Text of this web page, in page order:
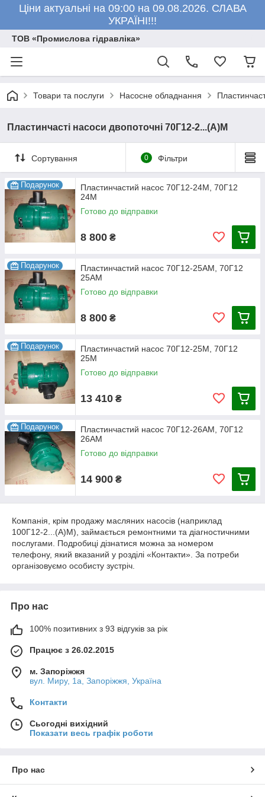
Ціни актуальні на 09:00 на 09.08.2026. СЛАВА
УКРАЇНІ!!!
ТОВ «Промислова гідравліка»
Товари та послуги Насосне обладнання
Пластинчасті насоси двопоточні 70Г12-2...(А)М
Сортування 0 Фільтри
Подарунок
Пластинчастий насос 70Г12-24М, 70Г12
24М
Готово до відправки
8 800 ₴
Подарунок
Пластинчастий насос 70Г12-25АМ, 70Г12
25АМ
Готово до відправки
8 800 ₴
Подарунок
Пластинчастий насос 70Г12-25М, 70Г12
25М
Готово до відправки
13 410 ₴
Подарунок
Пластинчастий насос 70Г12-26АМ, 70Г12
26АМ
Готово до відправки
14 900 ₴
Компанія, крім продажу масляних насосів (наприклад
100Г12-2...(А)М), займається ремонтними та діагностичними
послугами. Подробиці дізнатися можна за номером
телефону, який вказаний у розділі «Контакти». За потреби
організовуємо особисту зустріч.
Про нас
100% позитивних з 93 відгуків за рік
Працює з 26.02.2015
м. Запоріжжя
вул. Миру, 1а, Запоріжжя, Україна
Контакти
Сьогодні вихідний
Показати весь графік роботи
Про нас